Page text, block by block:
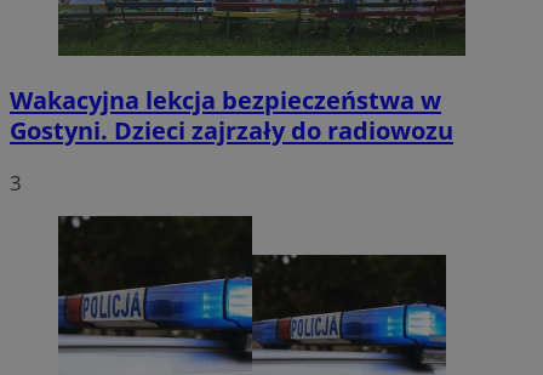
Wakacyjna lekcja bezpieczeństwa w
Gostyni. Dzieci zajrzały do radiowozu
3